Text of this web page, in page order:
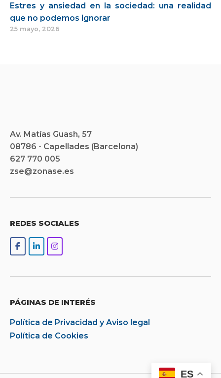
Estres y ansiedad en la sociedad: una realidad
que no podemos ignorar
25 mayo, 2026
Av. Matías Guash, 57
08786 - Capellades (Barcelona)
627 770 005
zse@zonase.es
REDES SOCIALES
PÁGINAS DE INTERÉS
Política de Privacidad y Aviso legal
Política de Cookies
ES